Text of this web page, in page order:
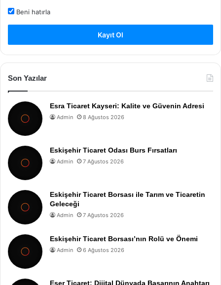
Beni hatırla
Kayıt Ol
Son Yazılar
Esra Ticaret Kayseri: Kalite ve Güvenin Adresi
Admin 8 Ağustos 2026
Eskişehir Ticaret Odası Burs Fırsatları
Admin 7 Ağustos 2026
Eskişehir Ticaret Borsası ile Tarım ve Ticaretin
Geleceği
Admin 7 Ağustos 2026
Eskişehir Ticaret Borsası’nın Rolü ve Önemi
Admin 6 Ağustos 2026
Eser Ticaret: Dijital Dünyada Başarının Anahtarı